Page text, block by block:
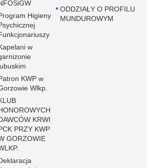
Higieny
w
KWP w
Wlkp.
KRWI
PRZY KWP
GORZOWIE
ODDZIAŁY O PROFILU
MUNDUROWYM